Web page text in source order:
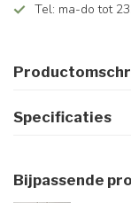
Tel: ma-do tot
Specificaties
Bijpassende